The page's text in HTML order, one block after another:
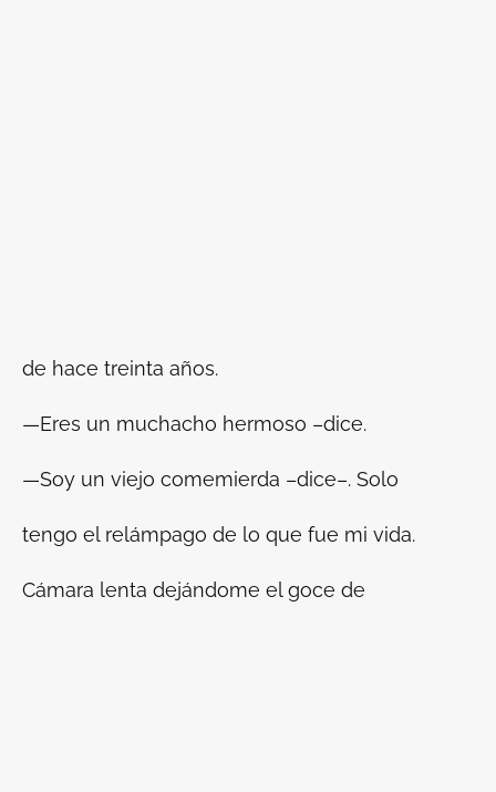
de hace treinta años.
—Eres un muchacho hermoso –dice.
—Soy un viejo comemierda –dice–. Solo
tengo el relámpago de lo que fue mi vida.
Cámara lenta dejándome el goce de